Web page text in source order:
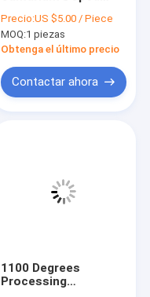
Tubes Perfect
Choice for Pipeline
Equipment
Precio:US $5.00 / Piece
MOQ:1 piezas
Obtenga el último precio
Contactar ahora
1100 Degrees
Processing